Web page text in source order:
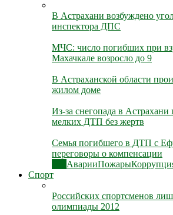
В Астрахани возбуждено
инспектора ДПС
МЧС: число погибших при
Махачкале возросло до 9
В Астраханской области
жилом доме
Из-за снегопада в
мелких ДТП без жертв
Семья погибшего в ДТП с
переговоры о компенсации
АварииПожары
Спорт
Российских спортсменов
олимпиады 2012